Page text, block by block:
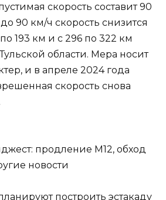
скорость составит 90
90 км/ч скорость снизится
по 193 км и с 296 по 322 км
области. Мера носит
и в апреле 2024 года
скорость снова
построить эстакаду